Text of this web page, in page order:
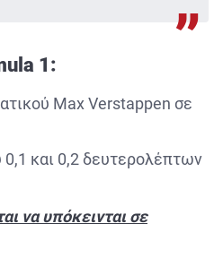
1:
Max Verstappen σε
0,1 και 0,2 δευτερολέπτων
να υπόκεινται σε